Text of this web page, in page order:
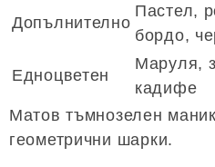
Допълнително
Пастел,
бордо,
Едноцветен
Маруля,
кадифе
Матов тъмнозелен
геометрични шарки.